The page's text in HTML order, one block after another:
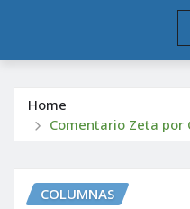
Home
Comentario Zeta por
COLUMNAS